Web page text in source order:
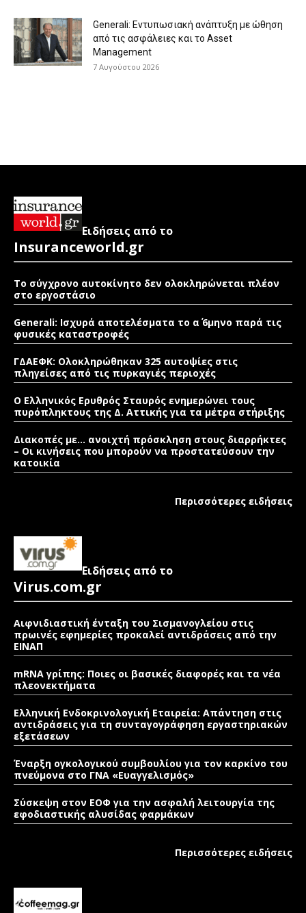
Generali: Eντυπωσιακή ανάπτυξη με ώθηση
από τις ασφάλειες και το Asset
Management
7 Αυγούστου 2026
Ειδήσεις από το
Insuranceworld.gr
Το σύγχρονο αυτοκίνητο δεν ολοκληρώνεται πλέον
στο εργοστάσιο
Generali: Ισχυρά αποτελέσματα το α΄ 6μηνο παρά τις
φυσικές καταστροφές
ΓΔΑΕΦΚ: Ολοκληρώθηκαν 325 αυτοψίες στις
πληγείσες από τις πυρκαγιές περιοχές
Ο Ελληνικός Ερυθρός Σταυρός ενημερώνει τους
πυρόπληκτους της Δ. Αττικής για τα μέτρα στήριξης
Διακοπές με… ανοιχτή πρόσκληση στους διαρρήκτες
– Οι κινήσεις που μπορούν να προστατεύσουν την
κατοικία
Περισσότερες ειδήσεις
Ειδήσεις από το
Virus.com.gr
Αιφνιδιαστική ένταξη του Σισμανογλείου στις
πρωινές εφημερίες προκαλεί αντιδράσεις από την
ΕΙΝΑΠ
mRNA γρίπης: Ποιες οι βασικές διαφορές και τα νέα
πλεονεκτήματα
Ελληνική Ενδοκρινολογική Εταιρεία: Απάντηση στις
αντιδράσεις για τη συνταγογράφηση εργαστηριακών
εξετάσεων
Έναρξη ογκολογικού συμβουλίου για τον καρκίνο του
πνεύμονα στο ΓΝΑ «Ευαγγελισμός»
Σύσκεψη στον ΕΟΦ για την ασφαλή λειτουργία της
εφοδιαστικής αλυσίδας φαρμάκων
Περισσότερες ειδήσεις